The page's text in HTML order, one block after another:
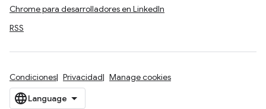
Chrome para desarrolladores en LinkedIn
RSS
Condiciones Privacidad Manage cookies